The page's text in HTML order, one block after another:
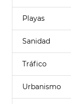
Playas
Sanidad
Tráfico
Urbanismo